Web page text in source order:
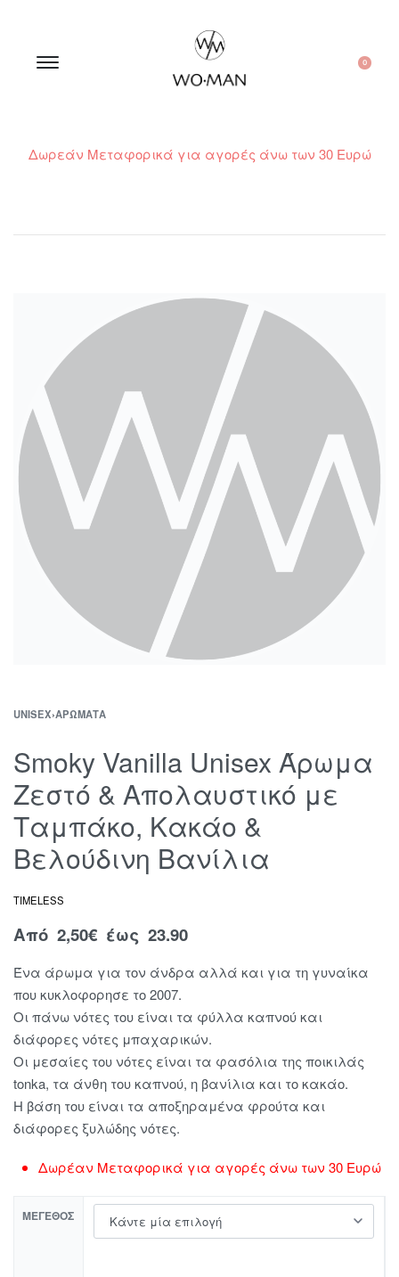
0
Δωρεάν Μεταφορικά για αγορές άνω των 30 Ευρώ
UNISEX›ΑΡΏΜΑΤΑ
Smoky Vanilla Unisex Άρωμα
Ζεστό & Απολαυστικό με
Ταμπάκο, Κακάο &
Βελούδινη Βανίλια
TIMELESS
Από 2,50€ έως 23.90
Ένα άρωμα για τον άνδρα αλλά και για τη γυναίκα
που κυκλοφορησε το 2007.
Οι πάνω νότες του είναι τα φύλλα καπνού και
διάφορες νότες μπαχαρικών.
Οι μεσαίες του νότες είναι τα φασόλια της ποικιλάς
tonka, τα άνθη του καπνού, η βανίλια και το κακάο.
Η βάση του είναι τα αποξηραμένα φρούτα και
διάφορες ξυλώδης νότες.
Δωρέαν Μεταφορικά για αγορές άνω των 30 Ευρώ
ΜΈΓΕΘΟΣ